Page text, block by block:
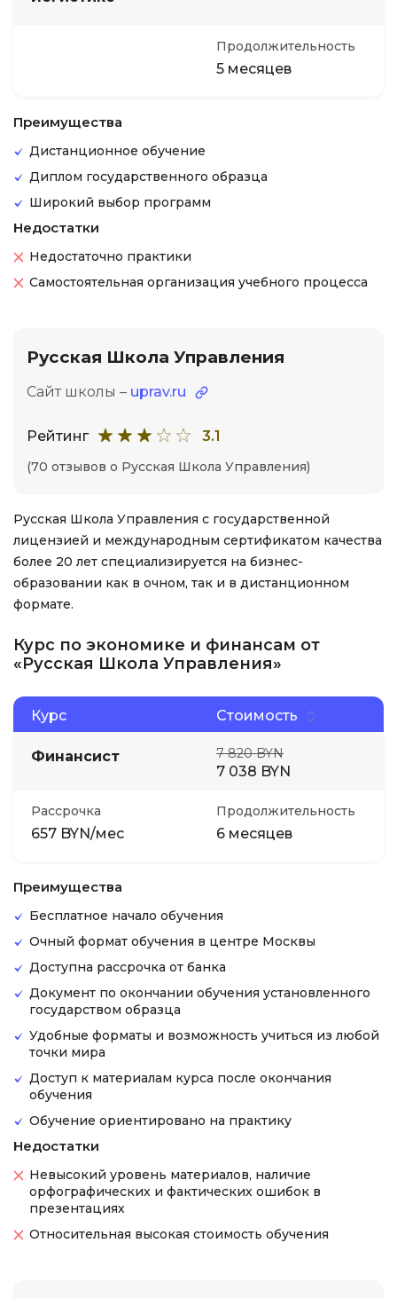
Продолжительность
5 месяцев
Преимущества
Дистанционное обучение
Диплом государственного образца
Широкий выбор программ
Недостатки
Недостаточно практики
Самостоятельная организация учебного процесса
Русская Школа Управления
Сайт школы – uprav.ru
Рейтинг 3.1
(70 отзывов о Русская Школа Управления)
Русская Школа Управления с государственной
лицензией и международным сертификатом качества
более 20 лет специализируется на бизнес-
образовании как в очном, так и в дистанционном
формате.
Курс по экономике и финансам от
«Русская Школа Управления»
Курс Стоимость
Финансист 7 820 BYN
7 038 BYN
Рассрочка
657 BYN/мес
Продолжительность
6 месяцев
Преимущества
Бесплатное начало обучения
Очный формат обучения в центре Москвы
Доступна рассрочка от банка
Документ по окончании обучения установленного
государством образца
Удобные форматы и возможность учиться из любой
точки мира
Доступ к материалам курса после окончания
обучения
Обучение ориентировано на практику
Недостатки
Невысокий уровень материалов, наличие
орфографических и фактических ошибок в
презентациях
Относительная высокая стоимость обучения